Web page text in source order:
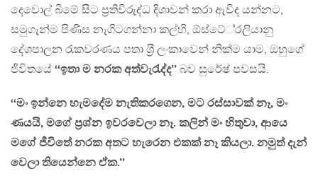
දෙවොල් බිමේ සිට ප‍්‍රතිවිරුද්ධ දිශාවන් කරා ඇවිද යන්නට,
සමුගැන්ම පිණිස නැගිටගන්නා කල්හි, ඕස්ටේ‍්‍රලියානු
දේශපාලන රැකවරණය පතා ශ‍්‍රී ලංකාවෙන් නික්ම යාම, ඔහුගේ
ජීවිතයේ ‘‘ඉතා ම නරක අත්වැරැද්ද’’ බව සුරේෂ් පවසයි.
‘‘මං ඉන්නෙ හැමදේම නැතිකරගෙන, මට රස්සාවක් නෑ, මං
ණයයි, මගේ ප‍්‍රශ්න ඉවරවෙලා නෑ. කලින් මං හිතුවා, ආයෙ
මගේ ජීවිතේ නරක අතට හැරෙන එකක් නෑ කියලා. නමුත් දැන්
වෙලා තියෙන්නෙ ඒක.’’